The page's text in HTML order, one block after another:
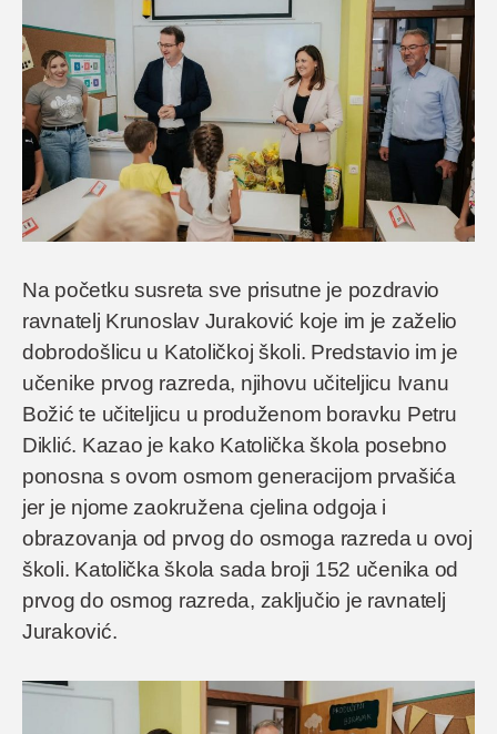
Na početku susreta sve prisutne je pozdravio
ravnatelj Krunoslav Juraković koje im je zaželio
dobrodošlicu u Katoličkoj školi. Predstavio im je
učenike prvog razreda, njihovu učiteljicu Ivanu
Božić te učiteljicu u produženom boravku Petru
Diklić. Kazao je kako Katolička škola posebno
ponosna s ovom osmom generacijom prvašića
jer je njome zaokružena cjelina odgoja i
obrazovanja od prvog do osmoga razreda u ovoj
školi. Katolička škola sada broji 152 učenika od
prvog do osmog razreda, zaključio je ravnatelj
Juraković.